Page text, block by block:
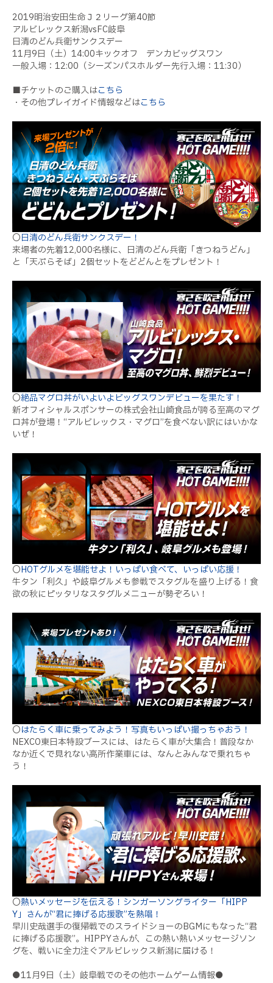
2019明治安田生命Ｊ２リーグ第40節
アルビレックス新潟vsFC岐阜
日清のどん兵衛サンクスデー
11月9日（土）14:00キックオフ デンカビッグスワン
一般入場：12:00（シーズンパスホルダー先行入場：11:30）
■チケットのご購入はこちら
・その他プレイガイド情報などはこちら
〇日清のどん兵衛サンクスデー！
来場者の先着12,000名様に、日清のどん兵衛「きつねうどん」
と「天ぷらそば」2個セットをどどんとをプレゼント！
〇絶品マグロ丼がいよいよビッグスワンデビューを果たす！
新オフィシャルスポンサーの株式会社山崎食品が誇る至高のマグ
ロ丼が登場！“アルビレックス・マグロ”を食べない訳にはいかな
いぜ！
〇HOTグルメを堪能せよ！いっぱい食べて、いっぱい応援！
牛タン「利久」や岐阜グルメも参戦でスタグルを盛り上げる！食
欲の秋にピッタリなスタグルメニューが勢ぞろい！
〇はたらく車に乗ってみよう！写真もいっぱい撮っちゃおう！
NEXCO東日本特設ブースには、はたらく車が大集合！普段なか
なか近くで見れない高所作業車には、なんとみんなで乗れちゃ
う！
〇熱いメッセージを伝える！シンガーソングライター「HIPP
Y」さんが“君に捧げる応援歌”を熱唱！
早川史哉選手の復帰戦でのスライドショーのBGMにもなった“君
に捧げる応援歌”。HIPPYさんが、この熱い熱いメッセージソン
グを、戦いに全力注ぐアルビレックス新潟に届ける！
●11月9日（土）岐阜戦でのその他ホームゲーム情報●